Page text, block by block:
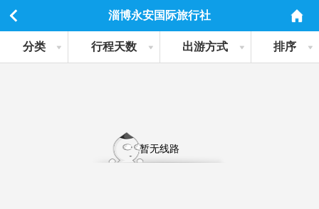
淄博永安国际旅行社
分类 行程天数 出游方式 排序
暂无线路